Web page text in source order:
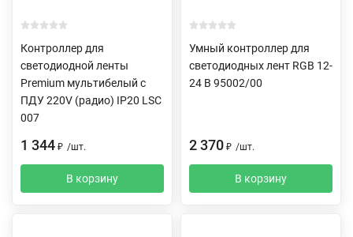
Контроллер для
светодиодной ленты
Premium мультибелый с
ПДУ 220V (радио) IP20 LSC
007
1 344 ₽ /шт.
В корзину
Умный контроллер для
светодиодных лент RGB 12-
24 В 95002/00
2 370 ₽ /шт.
В корзину